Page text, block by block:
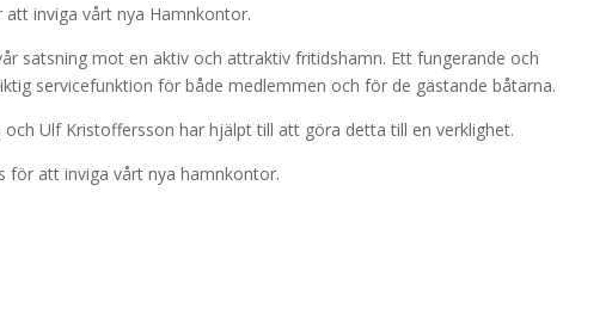
att inviga vårt nya Hamnkontor.
satsning mot en aktiv och attraktiv fritidshamn. Ett fungerande och
servicefunktion för både medlemmen och för de gästande båtarna.
Ulf Kristoffersson har hjälpt till att göra detta till en verklighet.
för att inviga vårt nya hamnkontor.